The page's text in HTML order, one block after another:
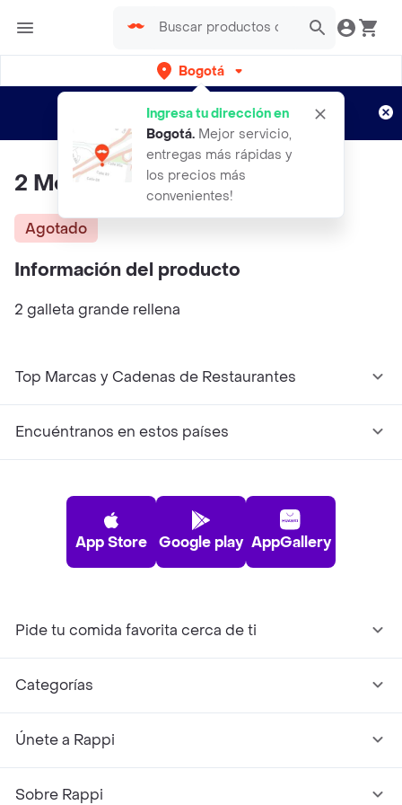
Bogotá
Ingresa tu dirección en
Bogotá. Mejor servicio,
entregas más rápidas y
los precios más
convenientes!
envíos gratis por semanas
Aplican TyC
2 Mega Cookies
Agotado
Información del producto
2 galleta grande rellena
Top Marcas y Cadenas de Restaurantes
Encuéntranos en estos países
App Store Google play AppGallery
Pide tu comida favorita cerca de ti
Categorías
Únete a Rappi
Sobre Rappi